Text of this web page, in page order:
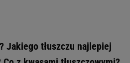
Jakiego tłuszczu najlepiej